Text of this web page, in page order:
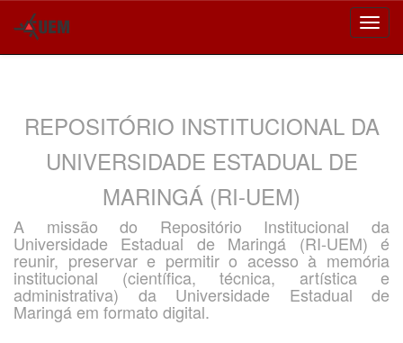
REPOSITÓRIO INSTITUCIONAL DA
UNIVERSIDADE ESTADUAL DE
MARINGÁ (RI-UEM)
A missão do Repositório Institucional da
Universidade Estadual de Maringá (RI-UEM) é
reunir, preservar e permitir o acesso à memória
institucional (científica, técnica, artística e
administrativa) da Universidade Estadual de
Maringá em formato digital.